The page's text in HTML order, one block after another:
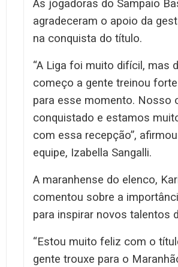
As jogadoras do Sampaio
agradeceram o apoio da
na conquista do título.
“A Liga foi muito difícil, mas
começo a gente treinou
para esse momento. Nosso
conquistado e estamos
com essa recepção”,
equipe, Izabella Sangalli.
A maranhense do elenco,
comentou sobre a
para inspirar novos talentos
“Estou muito feliz com o
gente trouxe para o